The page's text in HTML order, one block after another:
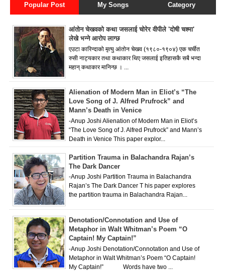
Popular Post My Songs Category
आंतोन चेखवको कथा जसलाई चोरेर वीपीले 'दोषी चश्मा'
लेखे भन्ने आरोप लाग्छ
एउटा कारिन्दाको मृत्यु आंतोन चेखव (१९८०-१९०४) एक चर्चीत
रुसी नाट्यकार तथा कथाकार थिए जसलाई इतिहासकै सबै भन्दा
महान् कथाकार मानिन्छ । ...
Alienation of Modern Man in Eliot’s “The
Love Song of J. Alfred Prufrock” and
Mann’s Death in Venice
-Anup Joshi Alienation of Modern Man in Eliot’s
“The Love Song of J. Alfred Prufrock” and Mann’s
Death in Venice This paper explor...
Partition Trauma in Balachandra Rajan’s
The Dark Dancer
-Anup Joshi Partition Trauma in Balachandra
Rajan’s The Dark Dancer T his paper explores
the partition trauma in Balachandra Rajan...
Denotation/Connotation and Use of
Metaphor in Walt Whitman’s Poem “O
Captain! My Captain!”
-Anup Joshi Denotation/Connotation and Use of
Metaphor in Walt Whitman’s Poem “O Captain!
My Captain!” Words have two ...